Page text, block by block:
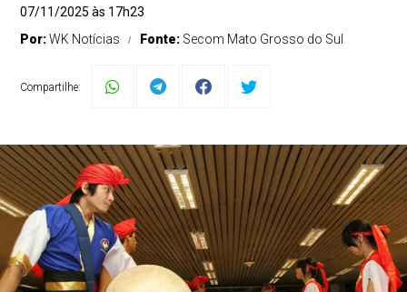
07/11/2025 às 17h23
Por:WK Notícias Fonte: Secom Mato Grosso do Sul
Compartilhe: